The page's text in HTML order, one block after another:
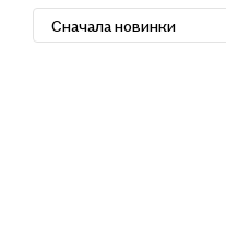
Сначала новинки